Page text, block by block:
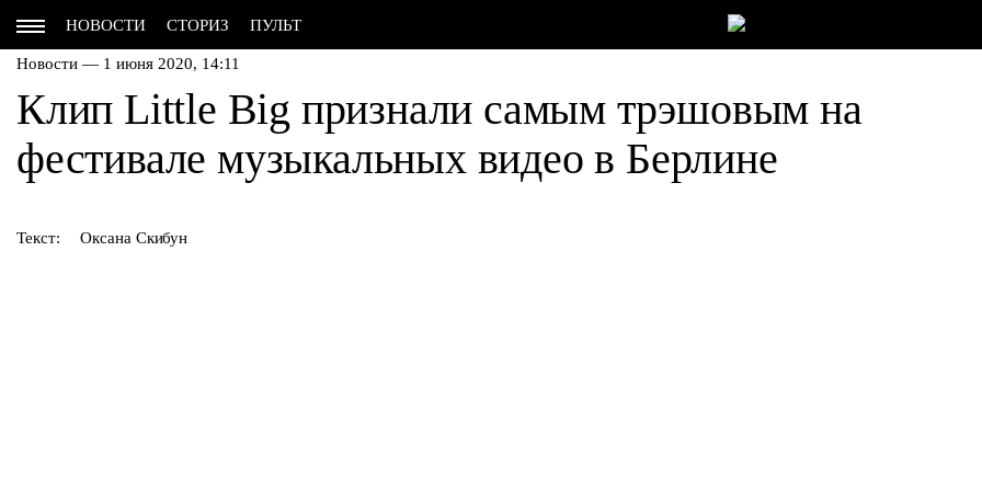
НОВОСТИ СТОРИЗ ПУЛЬТ
Новости — 1 июня 2020, 14:11
Клип Little Big признали самым трэшовым на
фестивале музыкальных видео в Берлине
Текст: Оксана Скибун